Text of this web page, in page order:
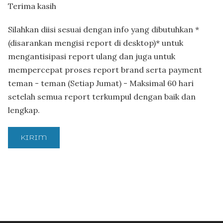
Terima kasih
Silahkan diisi sesuai dengan info yang dibutuhkan *
(disarankan mengisi report di desktop)* untuk
mengantisipasi report ulang dan juga untuk
mempercepat proses report brand serta payment
teman - teman (Setiap Jumat) - Maksimal 60 hari
setelah semua report terkumpul dengan baik dan
lengkap.